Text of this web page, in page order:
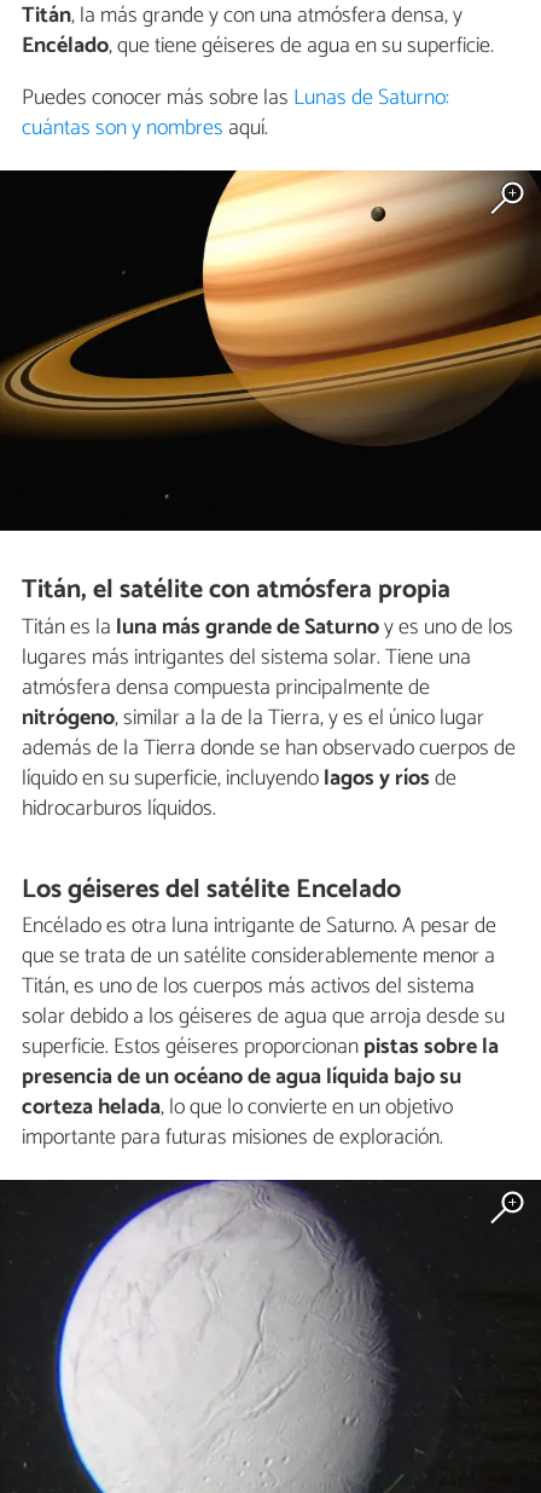
Titán, la más grande y con una atmósfera densa, y
Encélado, que tiene géiseres de agua en su superficie.
Puedes conocer más sobre las Lunas de Saturno:
cuántas son y nombres aquí.
Titán, el satélite con atmósfera propia
Titán es la luna más grande de Saturnoy es uno de los
lugares más intrigantes del sistema solar. Tiene una
atmósfera densa compuesta principalmente de
nitrógeno, similar a la de la Tierra, y es el único lugar
además de la Tierra donde se han observado cuerpos de
líquido en su superficie, incluyendolagos y ríosde
hidrocarburos líquidos.
Los géiseres del satélite Encelado
Encélado es otra luna intrigante de Saturno. A pesar de
que se trata de un satélite considerablemente menor a
Titán, es uno de los cuerpos más activos del sistema
solar debido a los géiseres de agua que arroja desde su
superficie. Estos géiseres proporcionanpistas sobre la
presencia de un océano de agua líquida bajo su
corteza helada, lo que lo convierte en un objetivo
importante para futuras misiones de exploración.